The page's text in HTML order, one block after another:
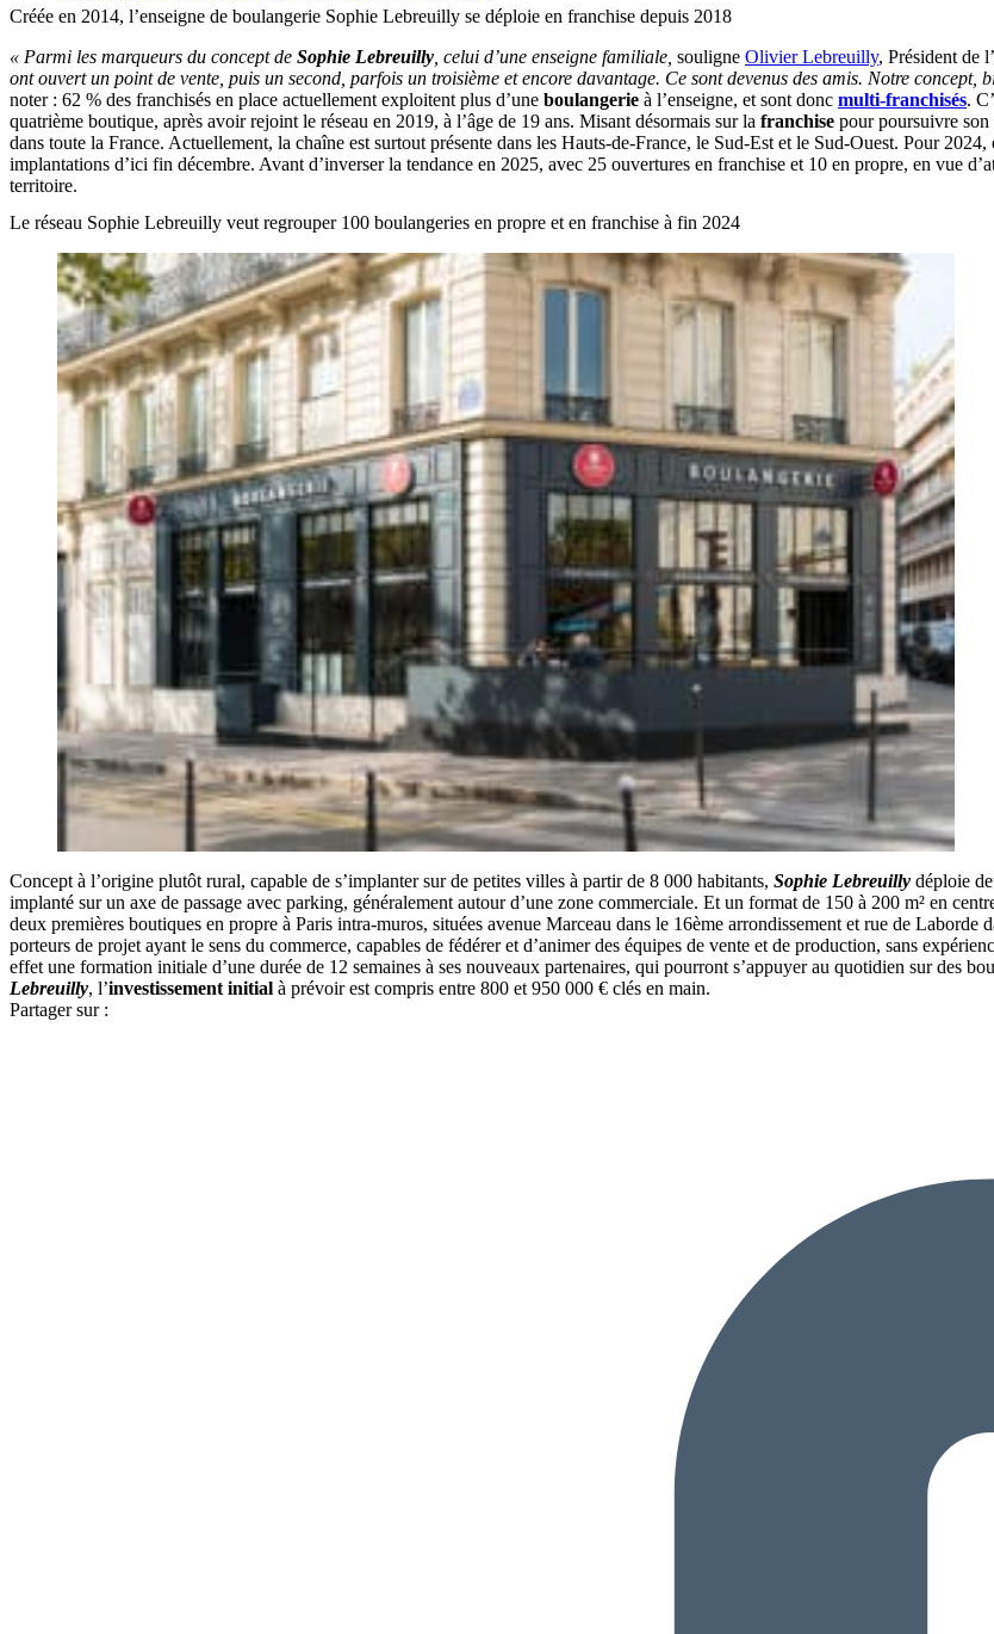
Créée en 2014, l’enseigne de boulangerie Sophie Lebreuilly se déploie en franchise depuis 2018
« Parmi les marqueurs du concept de Sophie Lebreuilly , celui d’une enseigne familiale, souligne Olivier Lebreuilly, Président de
ont ouvert un point de vente, puis un second, parfois un troisième et encore davantage. Ce sont devenus des amis. Notre concept,
noter : 62 % des franchisés en place actuellement exploitent plus d’une boulangerie à l’enseigne, et sont donc multi-franchisés.
quatrième boutique, après avoir rejoint le réseau en 2019, à l’âge de 19 ans. Misant désormais sur la franchise pour poursuivre son
dans toute la France. Actuellement, la chaîne est surtout présente dans les Hauts-de-France, le Sud-Est et le Sud-Ouest. Pour
implantations d’ici fin décembre. Avant d’inverser la tendance en 2025, avec 25 ouvertures en franchise et 10 en propre, en vue
territoire.
Le réseau Sophie Lebreuilly veut regrouper 100 boulangeries en propre et en franchise à fin 2024
Concept à l’origine plutôt rural, capable de s’implanter sur de petites villes à partir de 8 000 habitants, Sophie Lebreuilly déploie
implanté sur un axe de passage avec parking, généralement autour d’une zone commerciale. Et un format de 150 à 200 m² en
deux premières boutiques en propre à Paris intra-muros, situées avenue Marceau dans le 16ème arrondissement et rue de Laborde
porteurs de projet ayant le sens du commerce, capables de fédérer et d’animer des équipes de vente et de production, sans
effet une formation initiale d’une durée de 12 semaines à ses nouveaux partenaires, qui pourront s’appuyer au quotidien sur des
Lebreuilly, l’investissement initial à prévoir est compris entre 800 et 950 000 € clés en main.
Partager sur :